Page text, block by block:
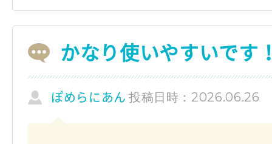
かなり使いやすいです
ぽめらにあん 投稿日時：2026.06.26